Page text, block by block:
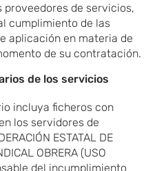
de servicios,
cumplimiento de las
aplicación en materia de
de su contratación.
de los servicios
incluya ficheros con
los servidores de
ESTATAL DE
OBRERA (USO
del incumplimiento